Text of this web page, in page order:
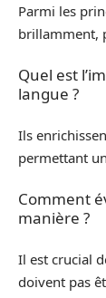
Parmi les
brillamment,
Quel est
langue ?
Ils
permettant
Comment
manière ?
Il est crucial
doivent pas